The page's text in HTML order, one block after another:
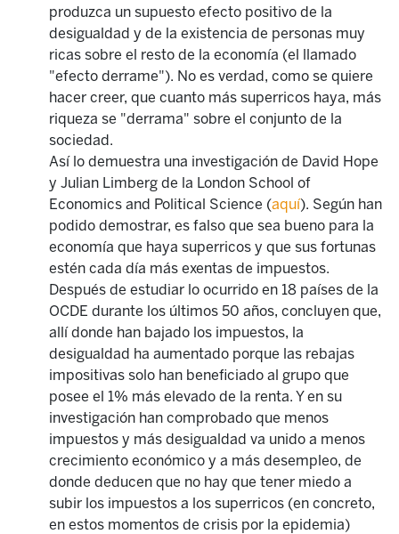
produzca un supuesto efecto positivo de la
desigualdad y de la existencia de personas muy
ricas sobre el resto de la economía (el llamado
"efecto derrame"). No es verdad, como se quiere
hacer creer, que cuanto más superricos haya, más
riqueza se "derrama" sobre el conjunto de la
sociedad.
Así lo demuestra una investigación de David Hope
y Julian Limberg de la London School of
Economics and Political Science (aquí). Según han
podido demostrar, es falso que sea bueno para la
economía que haya superricos y que sus fortunas
estén cada día más exentas de impuestos.
Después de estudiar lo ocurrido en 18 países de la
OCDE durante los últimos 50 años, concluyen que,
allí donde han bajado los impuestos, la
desigualdad ha aumentado porque las rebajas
impositivas solo han beneficiado al grupo que
posee el 1% más elevado de la renta. Y en su
investigación han comprobado que menos
impuestos y más desigualdad va unido a menos
crecimiento económico y a más desempleo, de
donde deducen que no hay que tener miedo a
subir los impuestos a los superricos (en concreto,
en estos momentos de crisis por la epidemia)